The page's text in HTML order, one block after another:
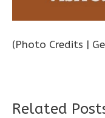
(Photo Credits |
Related